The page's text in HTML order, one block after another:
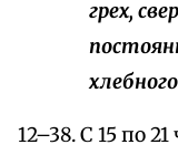
грех,
12–38. С 15 по